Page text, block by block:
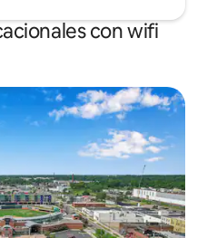
con wifi